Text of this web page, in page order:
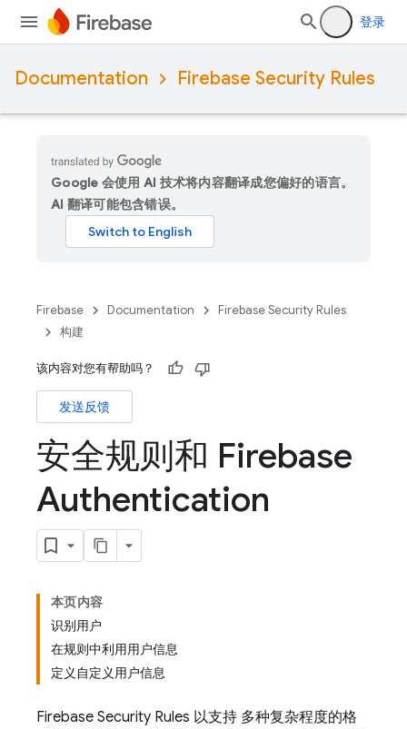
登录
Documentation Firebase Security Rules
Google 会使用 AI 技术将内容翻译成您偏好的语言。
AI 翻译可能包含错误。
Firebase Documentation
Firebase Security Rules
构建
该内容对您有帮助吗？
发送反馈
安全规则和 Firebase
Authentication
本页内容
识别用户
在规则中利用用户信息
定义自定义用户信息
Firebase Security Rules 以支持 多种复杂程度的格